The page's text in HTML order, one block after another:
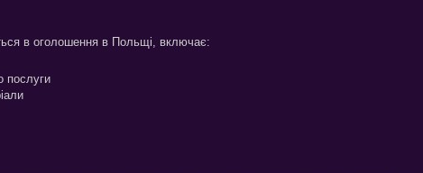
в оголошення в Польщі, включає:
послуги